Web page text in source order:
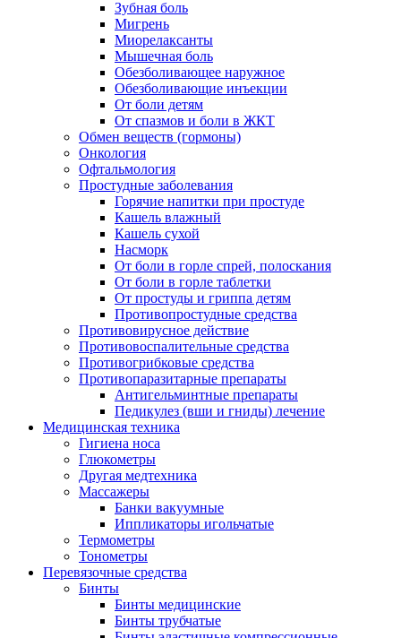
Зубная боль
Мигрень
Миорелаксанты
Мышечная боль
Обезболивающее наружное
Обезболивающие инъекции
От боли детям
От спазмов и боли в ЖКТ
Обмен веществ (гормоны)
Онкология
Офтальмология
Простудные заболевания
Горячие напитки при простуде
Кашель влажный
Кашель сухой
Насморк
От боли в горле спрей, полоскания
От боли в горле таблетки
От простуды и гриппа детям
Противопростудные средства
Противовирусное действие
Противовоспалительные средства
Противогрибковые средства
Противопаразитарные препараты
Антигельминтные препараты
Педикулез (вши и гниды) лечение
Медицинская техника
Гигиена носа
Глюкометры
Другая медтехника
Массажеры
Банки вакуумные
Иппликаторы игольчатые
Термометры
Тонометры
Перевязочные средства
Бинты
Бинты медицинские
Бинты трубчатые